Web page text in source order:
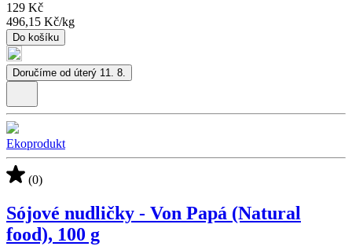
129 Kč
496,15 Kč/kg
Do košíku
Doručíme od úterý 11. 8.
Ekoprodukt
(0)
Sójové nudličky - Von Papá (Natural
food), 100 g